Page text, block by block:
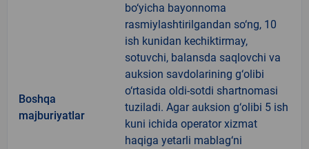
Boshqa
majburiyatlar
bo‘yicha bayonnoma
rasmiylashtirilgandan so‘ng, 10
ish kunidan kechiktirmay,
sotuvchi, balansda saqlovchi va
auksion savdolarining g‘olibi
o‘rtasida oldi-sotdi shartnomasi
tuziladi. Agar auksion g‘olibi 5 ish
kuni ichida operator xizmat
haqiga yetarli mablag‘ni